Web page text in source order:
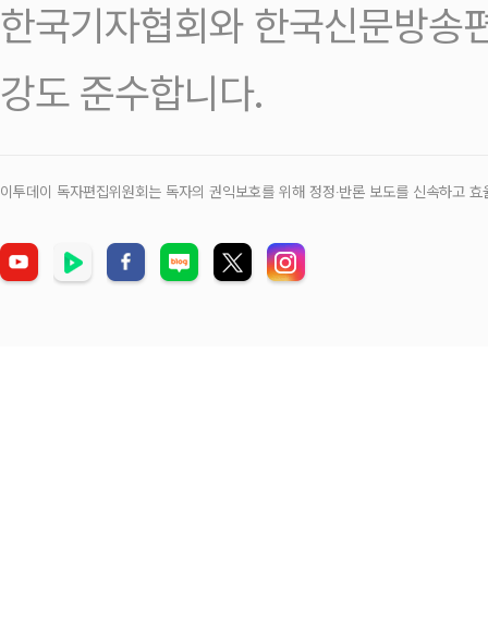
한국기자협회와 한국신문방송
강도 준수합니다.
이투데이 독자편집위원회는 독자의 권익보호를 위해 정정‧반론 보도를 신속하고